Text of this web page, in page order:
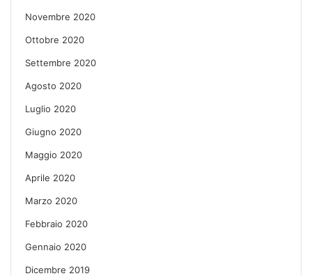
Novembre 2020
Ottobre 2020
Settembre 2020
Agosto 2020
Luglio 2020
Giugno 2020
Maggio 2020
Aprile 2020
Marzo 2020
Febbraio 2020
Gennaio 2020
Dicembre 2019